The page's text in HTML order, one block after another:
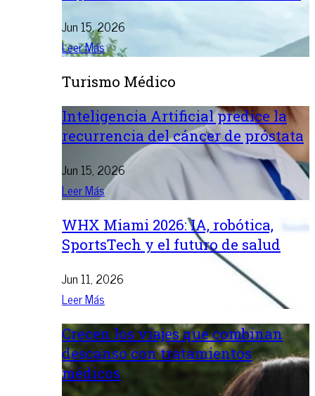
Jun 15, 2026
Leer Más
Turismo Médico
Inteligencia Artificial predice la
recurrencia del cáncer de próstata
Jun 15, 2026
Leer Más
WHX Miami 2026: IA, robótica,
SportsTech y el futuro de salud
Jun 11, 2026
Leer Más
Crecen los viajes que combinan
descanso con tratamientos
médicos